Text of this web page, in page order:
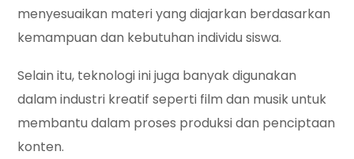
menyesuaikan materi yang diajarkan berdasarkan
kemampuan dan kebutuhan individu siswa.
Selain itu, teknologi ini juga banyak digunakan
dalam industri kreatif seperti film dan musik untuk
membantu dalam proses produksi dan penciptaan
konten.